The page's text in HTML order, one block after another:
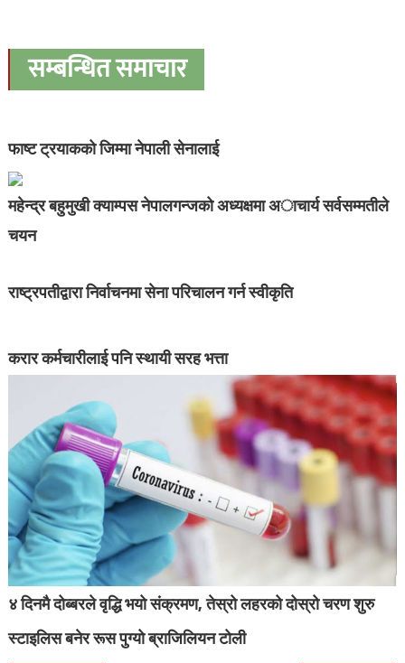
सम्बन्धित समाचार
फाष्ट ट्रयाकको जिम्मा नेपाली सेनालाई
महेन्द्र बहुमुखी क्याम्पस नेपालगन्जको अध्यक्षमा अाचार्य सर्वसम्मतीले
चयन
राष्ट्रपतीद्वारा निर्वाचनमा सेना परिचालन गर्न स्वीकृति
करार कर्मचारीलाई पनि स्थायी सरह भत्ता
४ दिनमै दोब्बरले वृद्धि भयो संक्रमण, तेस्रो लहरको दोस्रो चरण शुरु
स्टाइलिस बनेर रूस पुग्यो ब्राजिलियन टोली